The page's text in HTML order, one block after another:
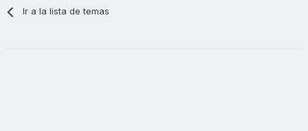
Ir a la lista de temas